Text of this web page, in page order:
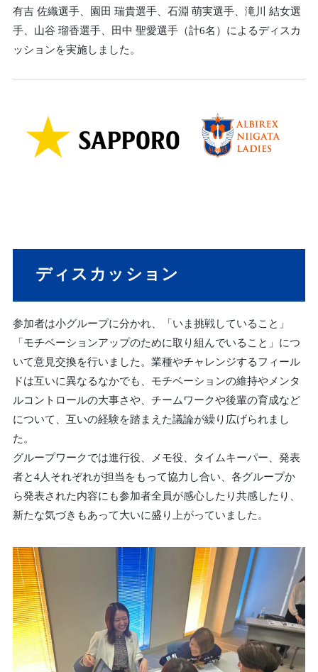
有吉 佐織選手、園田 瑞貴選手、石淵 萌実選手、滝川 結女選
手、山谷 瑠香選手、田中 聖愛選手（計6名）によるディスカ
ッションを実施しました。
ディスカッション
参加者は小グループに分かれ、「いま挑戦していること」
「モチベーションアップのために取り組んでいること」につ
いて意見交換を行いました。業種やチャレンジするフィール
ドは互いに異なるなかでも、モチベーションの維持やメンタ
ルコントロールの大事さや、チームワークや後輩の育成など
について、互いの経験を踏まえた議論が繰り広げられまし
た。
グループワークでは進行役、メモ役、タイムキーパー、発表
者と4人それぞれが担当をもって協力し合い、各グループか
ら発表された内容にも参加者全員が感心したり共感したり、
新たな気づきもあって大いに盛り上がっていました。